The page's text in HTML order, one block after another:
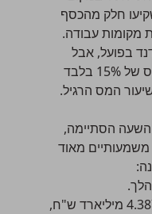
חלק מהכסף
מקומות עבודה.
בפועל, אבל
חברות שבחרו לחלק, שילמו מס של 15% בלבד
המס הרגיל.
הסתיימה,
מאוד
נרשמה גביית מס בהיקף של 4.387 מיליארד ש"ח,